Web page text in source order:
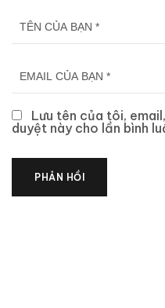
Lưu tên của tôi,
duyệt này cho lần bình